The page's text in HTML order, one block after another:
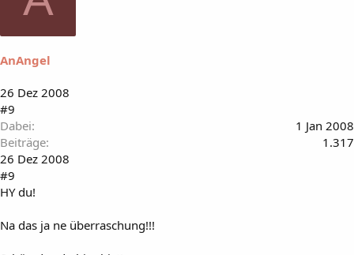
AnAngel
26 Dez 2008
#9
Dabei
1 Jan 2008
Beiträge
1.317
26 Dez 2008
#9
HY du!
Na das ja ne überraschung!!!